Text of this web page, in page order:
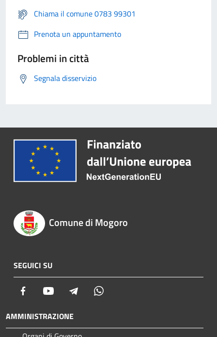
Chiama il comune 0783 99301
Prenota un appuntamento
Problemi in città
Segnala disservizio
Comune di Mogoro
SEGUICI SU
Facebook Youtube Telegram
AMMINISTRAZIONE